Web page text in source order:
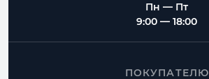
Пн — Пт
9:00 — 18:00
ПОКУПАТЕЛЮ